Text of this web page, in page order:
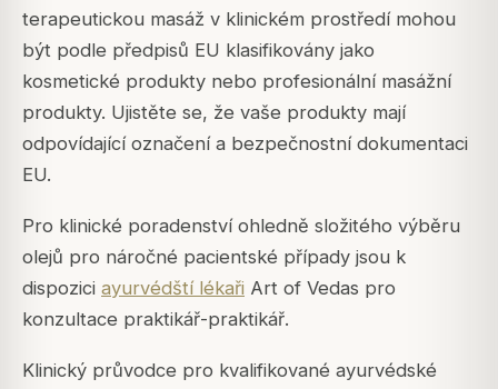
terapeutickou masáž v klinickém prostředí mohou
být podle předpisů EU klasifikovány jako
kosmetické produkty nebo profesionální masážní
produkty. Ujistěte se, že vaše produkty mají
odpovídající označení a bezpečnostní dokumentaci
EU.
Pro klinické poradenství ohledně složitého výběru
olejů pro náročné pacientské případy jsou k
dispozici ayurvédští lékaři Art of Vedas pro
konzultace praktikář-praktikář.
Klinický průvodce pro kvalifikované ayurvédské